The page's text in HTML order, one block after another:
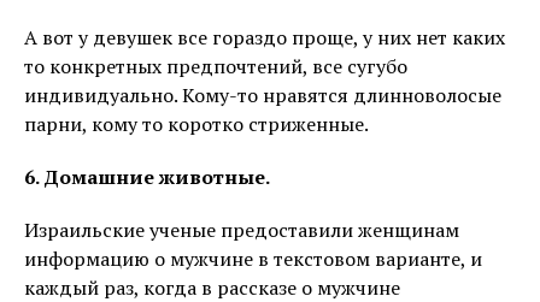
А вот у девушек все гораздо проще, у них нет каких
то конкретных предпочтений, все сугубо
индивидуально. Кому-то нравятся длинноволосые
парни, кому то коротко стриженные.
6. Домашние животные.
Израильские ученые предоставили женщинам
информацию о мужчине в текстовом варианте, и
каждый раз, когда в рассказе о мужчине